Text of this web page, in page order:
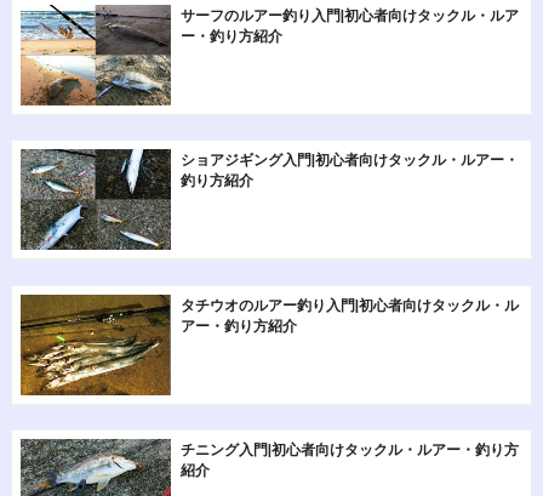
サーフのルアー釣り入門|初心者向けタックル・ルア
ー・釣り方紹介
ショアジギング入門|初心者向けタックル・ルアー・
釣り方紹介
タチウオのルアー釣り入門|初心者向けタックル・ル
アー・釣り方紹介
チニング入門|初心者向けタックル・ルアー・釣り方
紹介